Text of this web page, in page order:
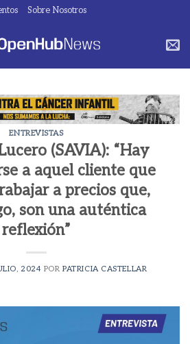
Sobre Nosotros
ENTREVISTAS
(SAVIA): “Hay
a aquel cliente que
a precios que,
son una auténtica
reflexión”
2024 PORPATRICIA CASTELLAR